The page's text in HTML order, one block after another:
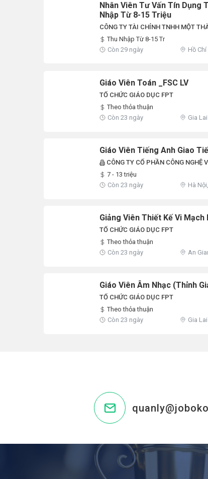
Nhân Viên Tư Vấn Tín Dụng
Nhập Từ 8-15 Triệu
CÔNG TY TÀI CHÍNH TNHH MỘT
COMPANY
Thu Nhập Từ 8-15 Tr
Còn 29 ngày
Hồ
Giáo Viên Toán _FSC LV
TỔ CHỨC GIÁO DỤC FPT
Theo thỏa thuận
Còn 23 ngày
Gia Lai
Giáo Viên Tiếng Anh Giao
CÔNG TY CỔ PHẦN CÔNG NGHỆ
7 - 13 triệu
Còn 23 ngày
Hà
Giảng Viên Thiết Kế Vi Mạch
TỔ CHỨC GIÁO DỤC FPT
Theo thỏa thuận
Còn 23 ngày
An
Giáo Viên Âm Nhạc (thỉnh
TỔ CHỨC GIÁO DỤC FPT
Theo thỏa thuận
Còn 23 ngày
Gia Lai